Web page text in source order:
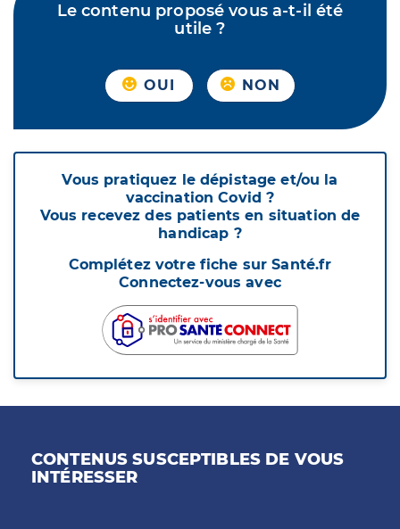
Le contenu proposé vous a-t-il été
utile ?
OUI NON
Vous pratiquez le dépistage et/ou la
vaccination Covid ?
Vous recevez des patients en situation de
handicap ?
Complétez votre fiche sur Santé.fr
Connectez-vous avec
CONTENUS SUSCEPTIBLES DE VOUS
INTÉRESSER